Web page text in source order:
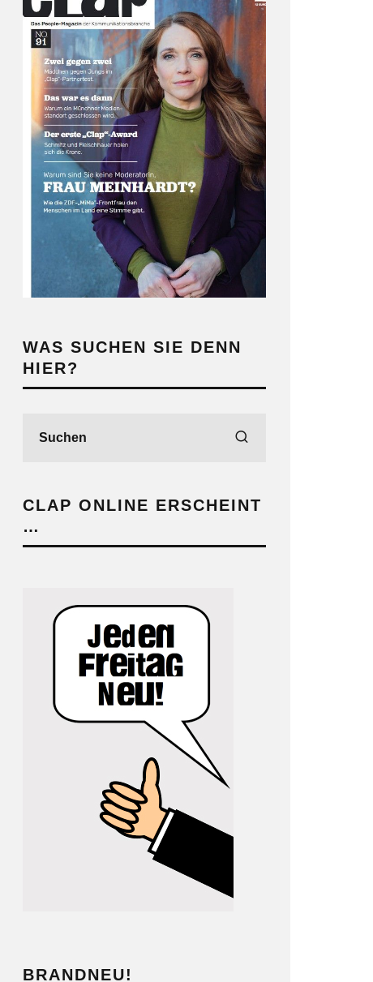
WAS SUCHEN SIE DENN
HIER?
CLAP ONLINE ERSCHEINT
…
BRANDNEU!